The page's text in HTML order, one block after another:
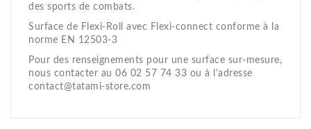
des sports de combats.
Surface de Flexi-Roll avec Flexi-connect conforme à la
norme EN 12503-3
Pour des renseignements pour une surface sur-mesure,
nous contacter au 06 02 57 74 33 ou à l'adresse
contact@tatami-store.com